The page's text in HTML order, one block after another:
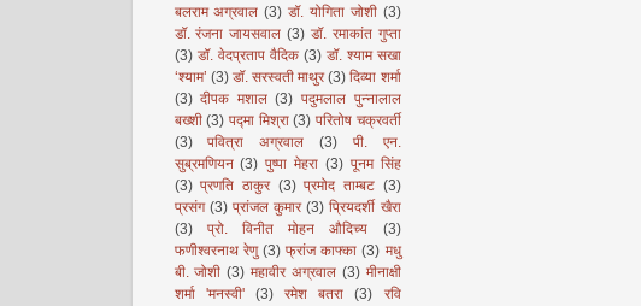
बलराम अग्रवाल (3) डॉ. योगिता जोशी (3)
डॉ. रंजना जायसवाल (3) डॉ. रमाकांत गुप्ता
(3) डॉ. वेदप्रताप वैदिक (3) डॉ. श्याम सखा
‘श्याम’ (3) डॉ. सरस्वती माथुर (3) दिव्या शर्मा
(3) दीपक मशाल (3) पदुमलाल पुन्नालाल
बख्शी (3) पद्मा मिश्रा (3) परितोष चक्रवर्ती
(3)
पवित्रा अग्रवाल (3)
पी. एन.
सुब्रमणियन (3) पुष्पा मेहरा (3) पूनम सिंह
(3) प्रणति ठाकुर (3) प्रमोद ताम्बट (3)
प्रसंग (3) प्रांजल कुमार (3) प्रियदर्शी खैरा
(3)
प्रो. विनीत मोहन औदिच्य
(3)
फणीश्वरनाथ रेणु (3) फ्रांज काफ्का (3) मधु
बी. जोशी (3) महावीर अग्रवाल (3) मीनाक्षी
शर्मा 'मनस्वी'
(3) रमेश बतरा (3)
रवि